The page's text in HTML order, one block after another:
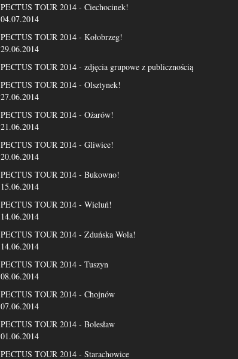
PECTUS TOUR 2014 - Ciechocinek!
04.07.2014
PECTUS TOUR 2014 - Kołobrzeg!
29.06.2014
PECTUS TOUR 2014 - zdjęcia grupowe z publicznością
PECTUS TOUR 2014 - Olsztynek!
27.06.2014
PECTUS TOUR 2014 - Ożarów!
21.06.2014
PECTUS TOUR 2014 - Gliwice!
20.06.2014
PECTUS TOUR 2014 - Bukowno!
15.06.2014
PECTUS TOUR 2014 - Wieluń!
14.06.2014
PECTUS TOUR 2014 - Zduńska Wola!
14.06.2014
PECTUS TOUR 2014 - Tuszyn
08.06.2014
PECTUS TOUR 2014 - Chojnów
07.06.2014
PECTUS TOUR 2014 - Bolesław
01.06.2014
PECTUS TOUR 2014 - Starachowice